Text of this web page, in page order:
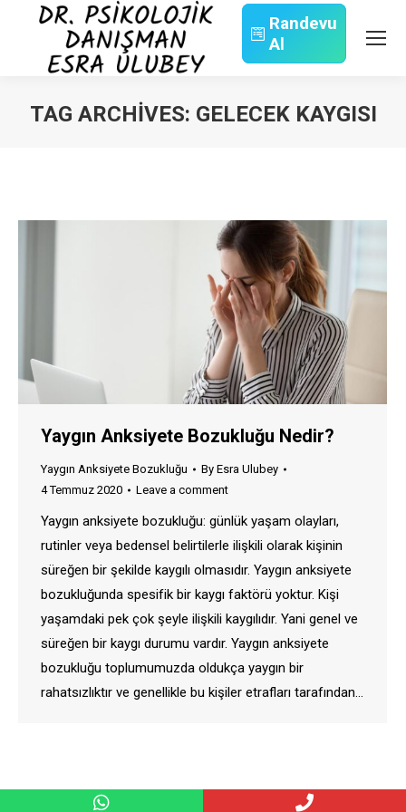
Randevu
Al
TAG ARCHIVES: GELECEK KAYGISI
Yaygın Anksiyete Bozukluğu Nedir?
Yaygın Anksiyete Bozukluğu By Esra Ulubey
4 Temmuz 2020
Leave a comment
Yaygın anksiyete bozukluğu: günlük yaşam olayları,
rutinler veya bedensel belirtilerle ilişkili olarak kişinin
süreğen bir şekilde kaygılı olmasıdır. Yaygın anksiyete
bozukluğunda spesifik bir kaygı faktörü yoktur. Kişi
yaşamdaki pek çok şeyle ilişkili kaygılıdır. Yani genel ve
süreğen bir kaygı durumu vardır. Yaygın anksiyete
bozukluğu toplumumuzda oldukça yaygın bir
rahatsızlıktır ve genellikle bu kişiler etrafları tarafından…